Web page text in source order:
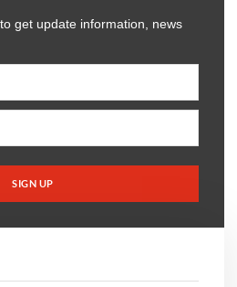
get update information, news
SIGN UP